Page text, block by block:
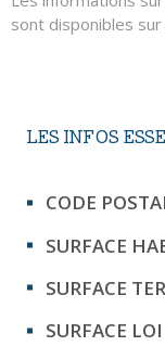
sont disponibles
LES INFOS
Caractérisque
CODE
SURFACE
SURFACE
SURFACE